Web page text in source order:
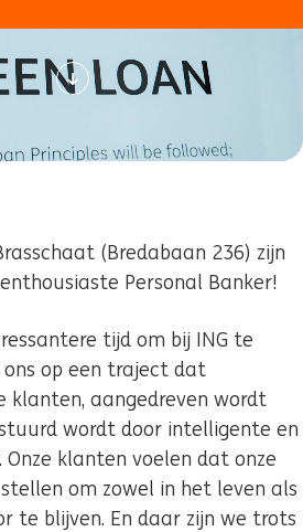
(Bredabaan 236) zijn
Personal Banker!
tijd om bij ING te
ons op een traject dat
klanten, aangedreven wordt
wordt door intelligente en
Onze klanten voelen dat onze
om zowel in het leven als
te blijven. En daar zijn we trots